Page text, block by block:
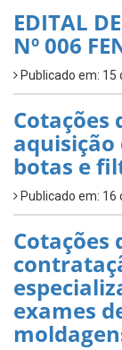
EDITAL
Nº 006
Publicado em: 15
Cotações
botas e
Publicado em: 16
Cotações
exames